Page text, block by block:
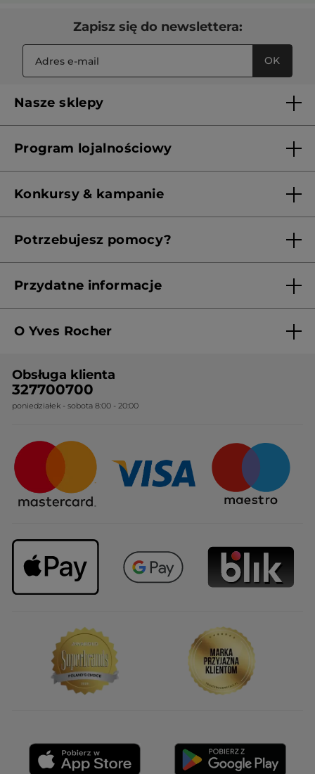
Zapisz się do newslettera:
OK
Nasze sklepy
Franczyza
Program lojalnościowy
Konkursy & kampanie
Potrzebujesz pomocy?
Przydatne informacje
Polityka prywatności
Cennik
Ogólne warunki sprzedaży
Sposoby dostawy
Upominki firmowe
O Yves Rocher
Nasza wiedza botaniczna
Nasze zobowiązania
Najczęstsze pytania
Obsługa klienta
327700700
poniedziałek - sobota 8:00 - 20:00